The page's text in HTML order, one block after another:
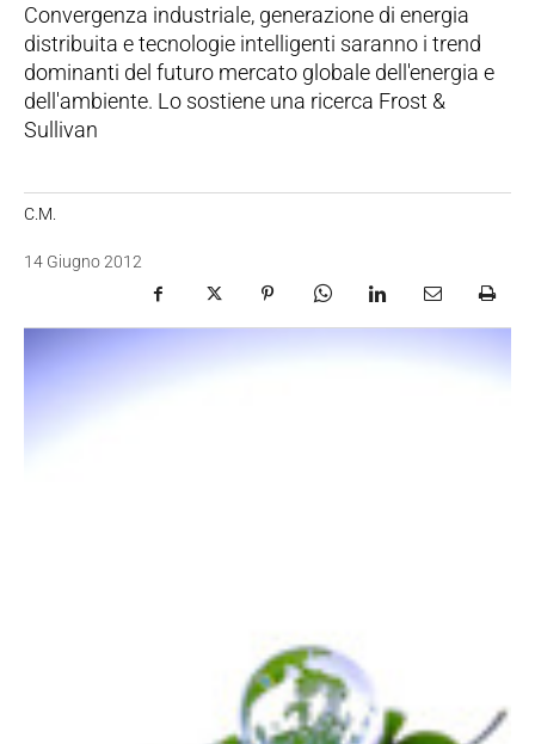
Convergenza industriale, generazione di energia
distribuita e tecnologie intelligenti saranno i trend
dominanti del futuro mercato globale dell'energia e
dell'ambiente. Lo sostiene una ricerca Frost &
Sullivan
C.M.
14 Giugno 2012